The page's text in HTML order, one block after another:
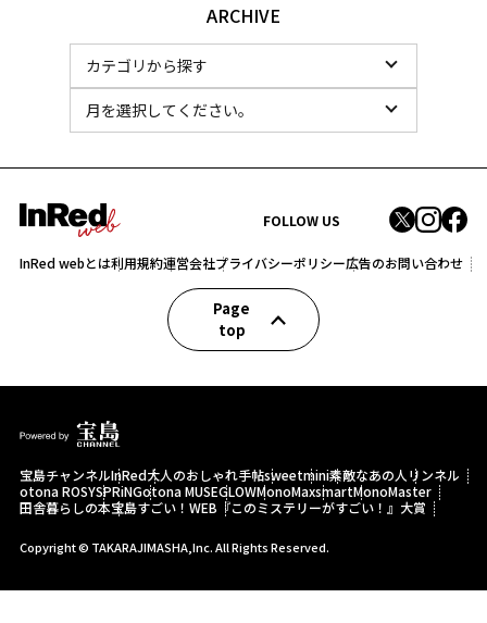
ARCHIVE
FOLLOW US
InRed webとは利用規約運営会社プライバシーポリシー広告のお問い合わせ
Page
top
宝島チャンネルInRed大人のおしゃれ手帖sweetmini素敵なあの人 リンネル
otona ROSYSPRiNGotona MUSEGLOWMonoMaxsmartMonoMaster
田舎暮らしの本宝島すごい！WEB 『このミステリーがすごい！』大賞
Copyright © TAKARAJIMASHA,Inc. All Rights Reserved.